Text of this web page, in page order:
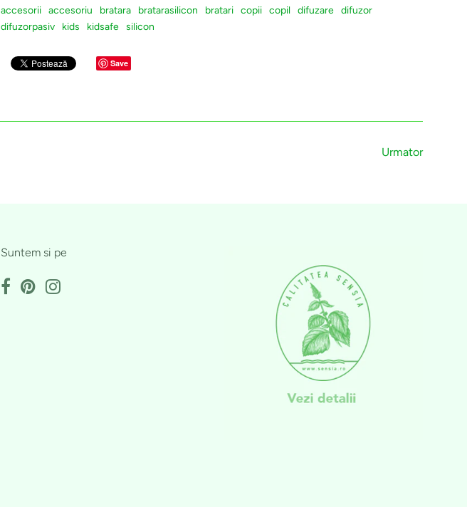
accesorii accesoriu bratara bratarasilicon bratari copii copil difuzare
difuzor
difuzorpasiv
kids kidsafe silicon
Save
Urmator
Suntem si pe